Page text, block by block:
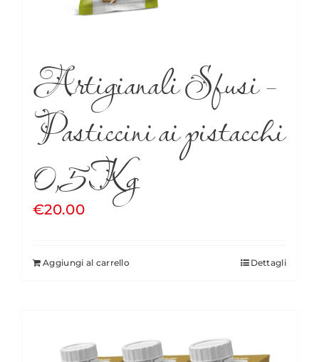
Artigianali Sfusi –
Pasticcini ai pistacchi
0,5Kg
€20.00
Aggiungi al carrello Dettagli